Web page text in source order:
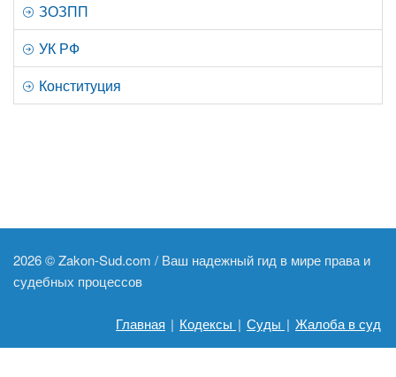
ЗОЗПП
УК РФ
Конституция
2026 ©Zakon-Sud.com / Ваш надежный гид в мире права и
судебных процессов
Главная | Кодексы | Суды | Жалоба в суд